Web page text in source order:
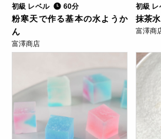
初級 レベル 60分
粉寒天で作る基本の水ようか
ん
富澤商店
初級
抹茶
富澤商